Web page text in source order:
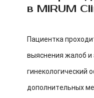
в MIRUM
Пациентка
выяснения жалоб и
гинекологический
дополнительных